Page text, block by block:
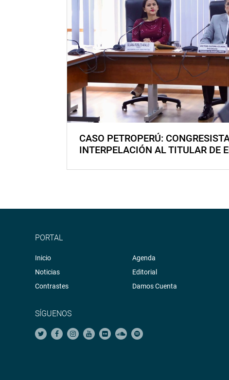
CASO PETROPERÚ:
INTERPELACIÓN AL TITULAR DE
PORTAL
Inicio
Noticias
Contrastes
Agenda
Editorial
Damos Cuenta
SÍGUENOS